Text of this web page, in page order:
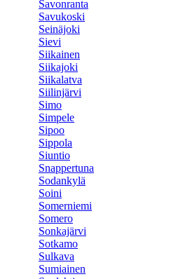
Savonranta
Savukoski
Seinäjoki
Sievi
Siikainen
Siikajoki
Siikalatva
Siilinjärvi
Simo
Simpele
Sipoo
Sippola
Siuntio
Snappertuna
Sodankylä
Soini
Somerniemi
Somero
Sonkajärvi
Sotkamo
Sulkava
Sumiainen